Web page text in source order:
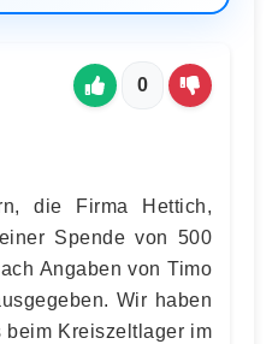
0
die Firma Hettich,
Spende von 500
Angaben von Timo
Wir haben
beim Kreiszeltlager im